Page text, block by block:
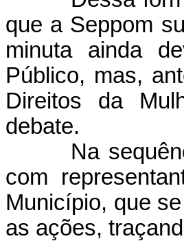
que a Seppom
minuta ainda
Público, mas,
Direitos da
debate.
Na
com
Município, que
as ações,